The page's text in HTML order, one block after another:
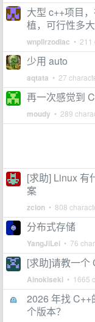
大型 c++项目
植，可行性多大
wnpllrzodiac • 211
少用 auto
aqtata • 27
再一次感觉到
moudy • 289
[求助] Linux 有
案
zcion • 808
分布式存储
YangJiLei • 76
[求助]请教一个
Ainokiseki • 1665
2026 年找
个版本？